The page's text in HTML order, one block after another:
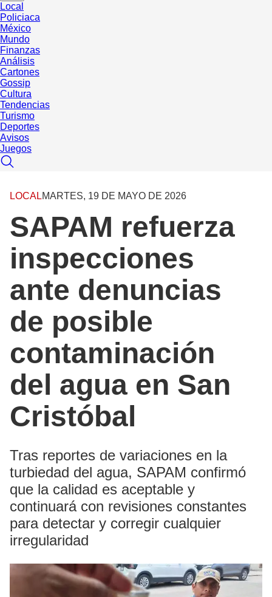
Local
Policiaca
México
Mundo
Finanzas
Análisis
Cartones
Gossip
Cultura
Tendencias
Turismo
Deportes
Avisos
Juegos
LOCALMARTES, 19 DE MAYO DE 2026
SAPAM refuerza
inspecciones
ante denuncias
de posible
contaminación
del agua en San
Cristóbal
Tras reportes de variaciones en la
turbiedad del agua, SAPAM confirmó
que la calidad es aceptable y
continuará con revisiones constantes
para detectar y corregir cualquier
irregularidad